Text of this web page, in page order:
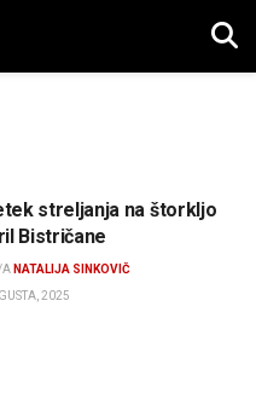
streljanja na štorkljo
Bistričane
A NATALIJA SINKOVIČ
2025